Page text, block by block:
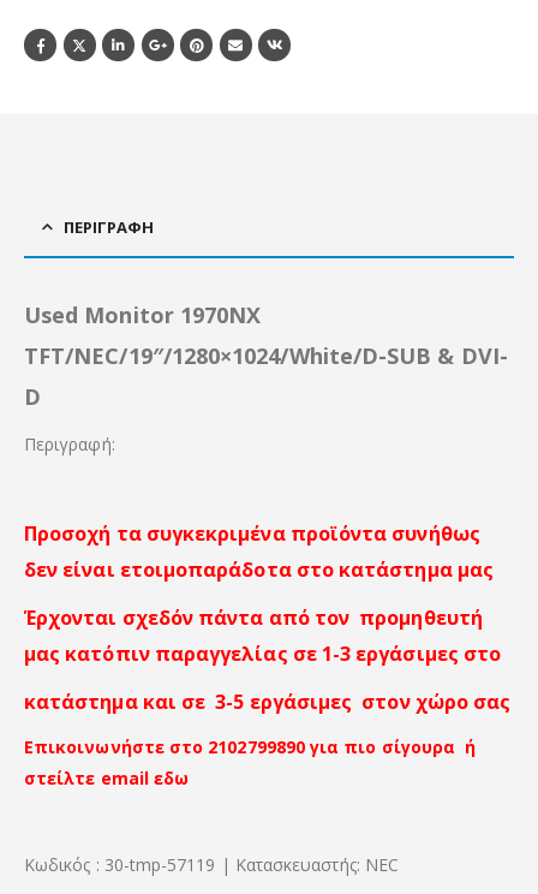
ΠΕΡΙΓΡΑΦΉ
Used Monitor 1970NX
TFT/NEC/19″/1280×1024/White/D-SUB & DVI-
D
Περιγραφή:
Προσοχή τα συγκεκριμένα προϊόντα συνήθως
δεν είναι ετοιμοπαράδοτα στο κατάστημα μας
Έρχονται σχεδόν πάντα από τον προμηθευτή
μας κατόπιν παραγγελίας σε 1-3 εργάσιμες στο
κατάστημα και σε 3-5 εργάσιμες στον χώρο σας
Επικοινωνήστε στο 2102799890 για πιο σίγουρα ή
στείλτε email εδω
Κωδικός : 30-tmp-57119 | Κατασκευαστής: NEC